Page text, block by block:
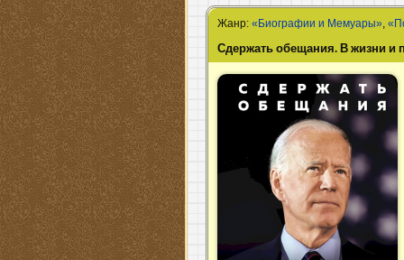
Жанр:«Биографии и Мемуары»,
Сдержать обещания. В жизни и